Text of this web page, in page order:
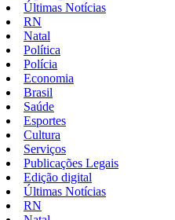
Últimas Notícias
RN
Natal
Política
Polícia
Economia
Brasil
Saúde
Esportes
Cultura
Serviços
Publicações Legais
Edição digital
Últimas Notícias
RN